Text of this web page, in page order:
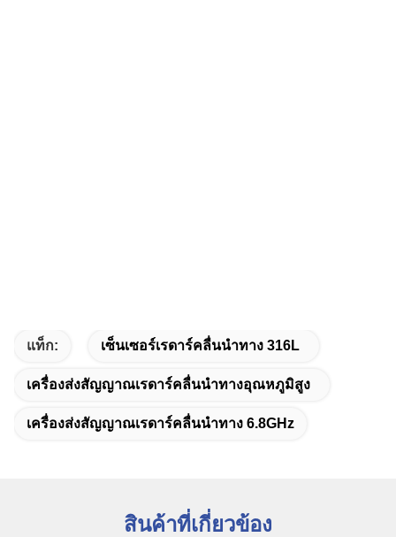
แท็ก: เซ็นเซอร์เรดาร์คลื่นนำทาง 316L
เครื่องส่งสัญญาณเรดาร์คลื่นนำทางอุณหภูมิสูง
เครื่องส่งสัญญาณเรดาร์คลื่นนำทาง 6.8GHz
สินค้าที่เกี่ยวข้อง